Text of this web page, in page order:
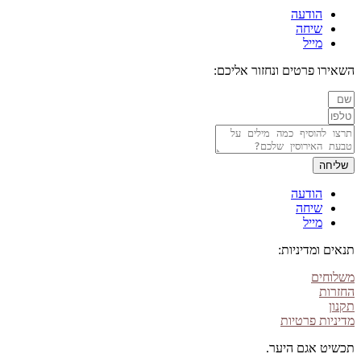
הודעה
שיחה
מייל
השאירו פרטים ונחזור אליכם:
שליחה
הודעה
שיחה
מייל
תנאים ומדיניות:
משלוחים
החזרות
תקנון
מדיניות פרטיות
תכשיט אגם היער.